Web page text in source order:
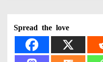
Spread the love